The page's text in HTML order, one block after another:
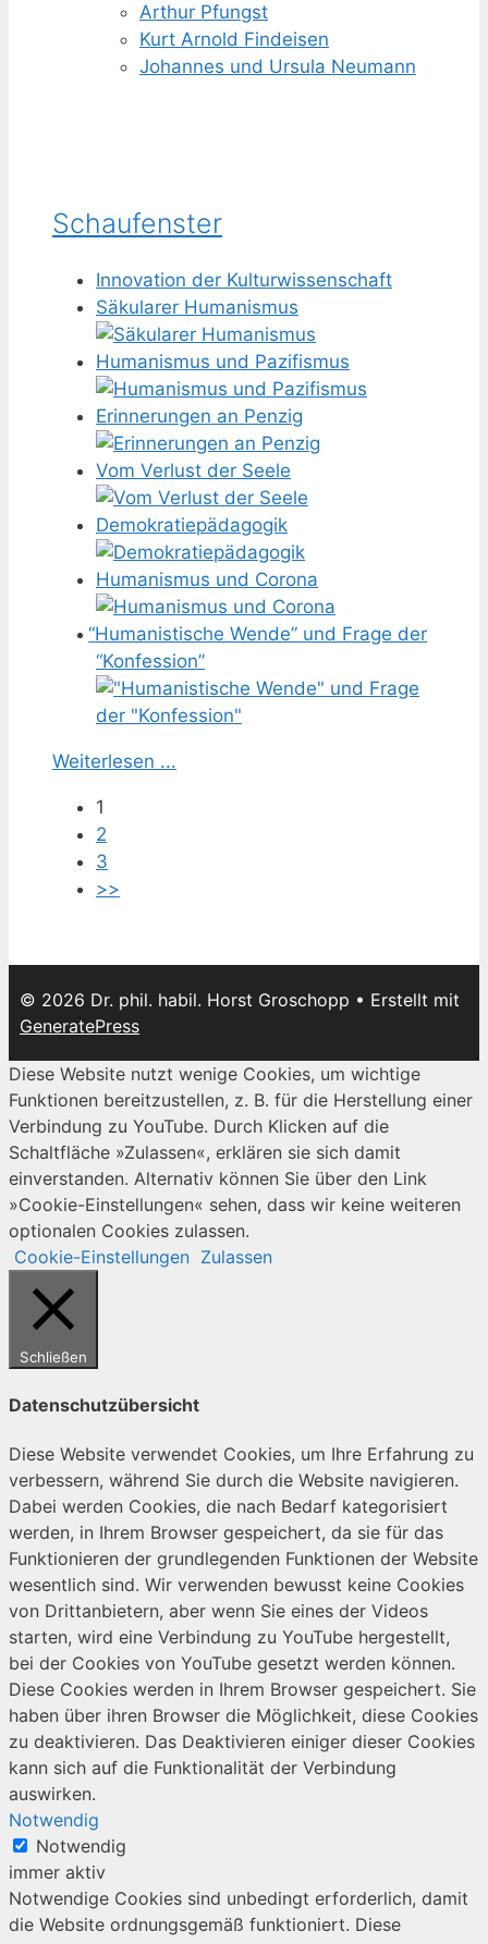
Arthur Pfungst
Kurt Arnold Findeisen
Johannes und Ursula Neumann
Schaufenster
Innovation der Kulturwissenschaft
Säkularer Humanismus
Humanismus und Pazifismus
Erinnerungen an Penzig
Vom Verlust der Seele
Demokratiepädagogik
Humanismus und Corona
“Humanistische Wende” und Frage der
“Konfession”
Weiterlesen ...
1
2
3
>>
© 2026 Dr. phil. habil. Horst Groschopp • Erstellt mit
GeneratePress
Diese Website nutzt wenige Cookies, um wichtige
Funktionen bereitzustellen, z. B. für die Herstellung einer
Verbindung zu YouTube. Durch Klicken auf die
Schaltfläche »Zulassen«, erklären sie sich damit
einverstanden. Alternativ können Sie über den Link
»Cookie-Einstellungen« sehen, dass wir keine weiteren
optionalen Cookies zulassen.
Cookie-Einstellungen Zulassen
Schließen
Datenschutzübersicht
Diese Website verwendet Cookies, um Ihre Erfahrung zu
verbessern, während Sie durch die Website navigieren.
Dabei werden Cookies, die nach Bedarf kategorisiert
werden, in Ihrem Browser gespeichert, da sie für das
Funktionieren der grundlegenden Funktionen der Website
wesentlich sind. Wir verwenden bewusst keine Cookies
von Drittanbietern, aber wenn Sie eines der Videos
starten, wird eine Verbindung zu YouTube hergestellt,
bei der Cookies von YouTube gesetzt werden können.
Diese Cookies werden in Ihrem Browser gespeichert. Sie
haben über ihren Browser die Möglichkeit, diese Cookies
zu deaktivieren. Das Deaktivieren einiger dieser Cookies
kann sich auf die Funktionalität der Verbindung
auswirken.
Notwendig
Notwendig
immer aktiv
Notwendige Cookies sind unbedingt erforderlich, damit
die Website ordnungsgemäß funktioniert. Diese